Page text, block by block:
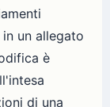
un allegato
è
di una